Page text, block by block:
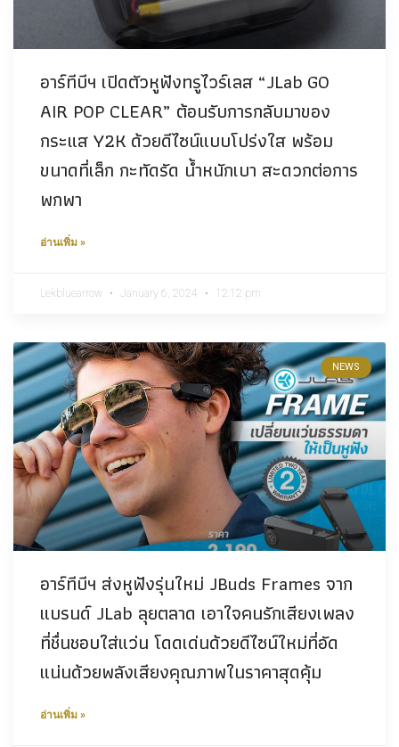
อาร์ทีบีฯ เปิดตัวหูฟังทรูไวร์เลส “JLab GO
AIR POP CLEAR” ต้อนรับการกลับมาของ
กระแส Y2K ด้วยดีไซน์แบบโปร่งใส พร้อม
ขนาดที่เล็ก กะทัดรัด น้ำหนักเบา สะดวกต่อการ
พกพา
อ่านเพิ่ม »
Lekbluearrow January 6, 2024 12:12 pm
NEWS
อาร์ทีบีฯ ส่งหูฟังรุ่นใหม่ JBuds Frames จาก
แบรนด์ JLab ลุยตลาด เอาใจคนรักเสียงเพลง
ที่ชื่นชอบใส่แว่น โดดเด่นด้วยดีไซน์ใหม่ที่อัด
แน่นด้วยพลังเสียงคุณภาพในราคาสุดคุ้ม
อ่านเพิ่ม »